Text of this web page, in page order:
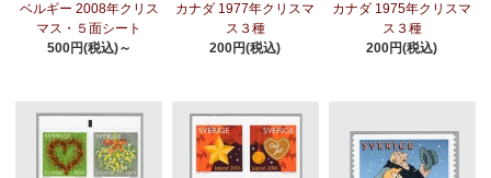
ベルギー 2008年クリス
マス・５面シート
500円(税込)～
カナダ 1977年クリスマ
ス３種
200円(税込)
カナダ 1975年クリスマ
ス３種
200円(税込)